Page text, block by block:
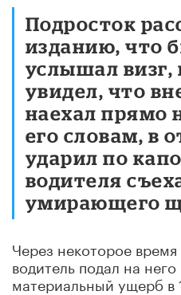
Подросток
изданию, что
услышал
увидел, что
наехал прямо
его словам, в
ударил по
водителя
умирающего
Через некоторое
водитель подал на
материальный ущерб в